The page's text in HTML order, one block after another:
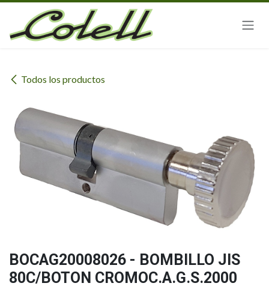
Ir al contenido
Todos los productos
BOCAG20008026 - BOMBILLO JIS
80C/BOTON CROMOC.A.G.S.2000